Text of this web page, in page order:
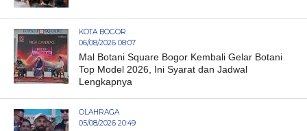
KOTA BOGOR
06/08/2026 08:07
Mal Botani Square Bogor Kembali Gelar Botani
Top Model 2026, Ini Syarat dan Jadwal
Lengkapnya
OLAHRAGA
05/08/2026 20:49